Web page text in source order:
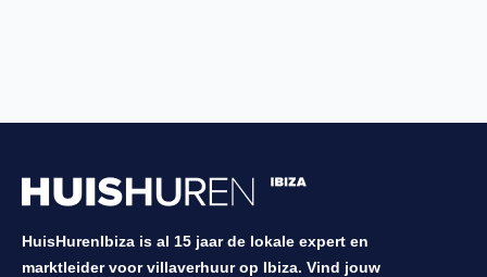
HuisHurenIbiza is al 15 jaar de lokale expert en
marktleider voor villaverhuur op Ibiza. Vind jouw